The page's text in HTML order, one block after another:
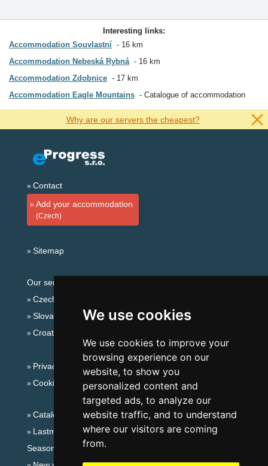
We use cookies
We use cookies to improve your
browsing experience on our
website, to show you
personalized content and
targeted ads, to analyze our
website traffic, and to understand
where our visitors are coming
from.
Interesting links:
Accommodation Souvlastní
16 km
Accommodation Nebeská Rybná
16 km
Accommodation Zdobnice
17 km
Accommodation Eagle Mountains
Catalogue of accommodation
Why are our servers the cheapest?
Contact
Add your accommodation
(Czech)
Sitemap
Our servers:
Czech mountains
Slovakian mountains
Croatian Adriatic
Privacy policy
Cookies
Catalog of accommodation
Lastminute Eagle Mountains
Seasonal links: